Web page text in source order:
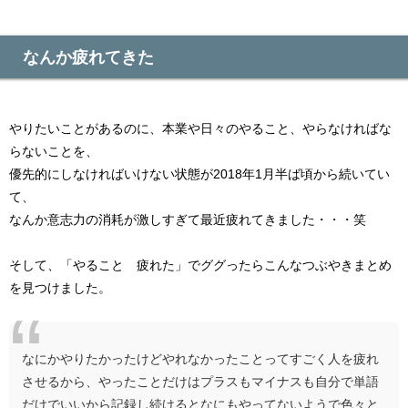
なんか疲れてきた
やりたいことがあるのに、本業や日々のやること、やらなければな
らないことを、
優先的にしなければいけない状態が2018年1月半ば頃から続いてい
て、
なんか意志力の消耗が激しすぎて最近疲れてきました・・・笑
そして、「やること 疲れた」でググったらこんなつぶやきまとめ
を見つけました。
なにかやりたかったけどやれなかったことってすごく人を疲れ
させるから、やったことだけはプラスもマイナスも自分で単語
だけでいいから記録し続けるとなにもやってないようで色々と